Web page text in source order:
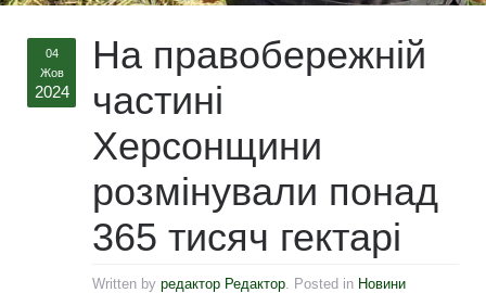
04
Жов
2024
На правобережній
частині
Херсонщини
розмінували понад
365 тисяч гектарі
Written by редактор Редактор . Posted in Новини